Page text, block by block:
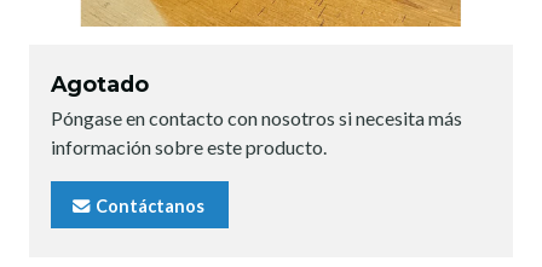
Agotado
Póngase en contacto con nosotros si necesita más
información sobre este producto.
Contáctanos